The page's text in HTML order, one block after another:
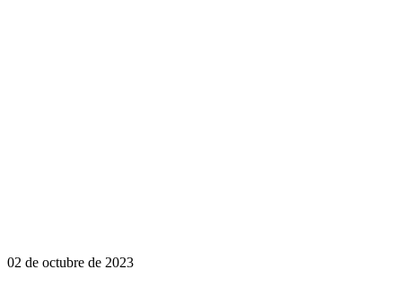
02 de octubre de 2023